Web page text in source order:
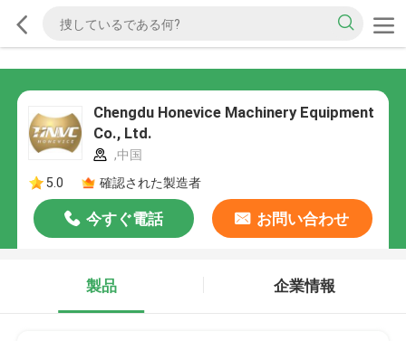
Chengdu Honevice Machinery Equipment
Co., Ltd.
,中国
5.0
確認された製造者
今すぐ電話 お問い合わせ
製品 企業情報